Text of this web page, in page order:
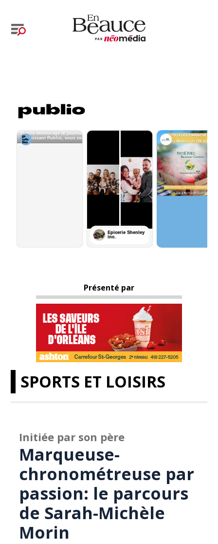
Présenté par
SPORTS ET LOISIRS
Initiée par son père
Marqueuse-
chronométreuse par
passion: le parcours
de Sarah-Michèle
Morin